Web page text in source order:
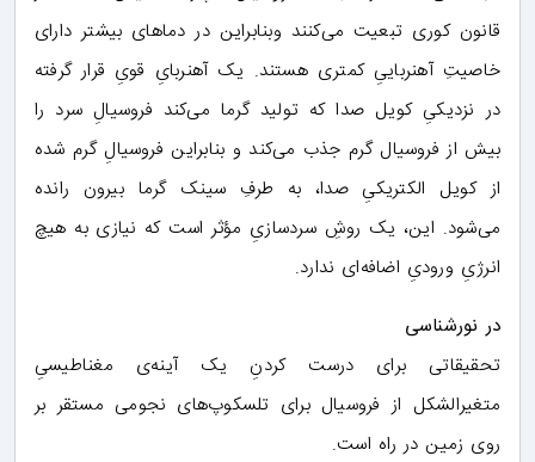
قانون کوری تبعیت می‌کنند وبنابراین در دماهای بیشتر دارای
خاصیتِ آهنرباییِ کمتری هستند. یک آهنربایِ قویِ قرار گرفته
در نزدیکیِ کویل صدا که تولید گرما می‌کند فروسیالِ سرد را
بیش از فروسیال گرم جذب می‌کند و بنابراین فروسیالِ گرم شده
از کویل الکتریکیِ صدا، به طرفِ سینک گرما بیرون رانده
می‌شود. این، یک روشِ سردسازیِ مؤثر است که نیازی به هیچ
انرژیِ ورودیِ اضافه‌ای ندارد.
در نورشناسی
تحقیقاتی برای درست کردنِ یک آینه‌ی مغناطیسیِ
متغیرالشکل از فروسیال برای تلسکوپ‌های نجومی مستقر بر
روی زمین در راه است.